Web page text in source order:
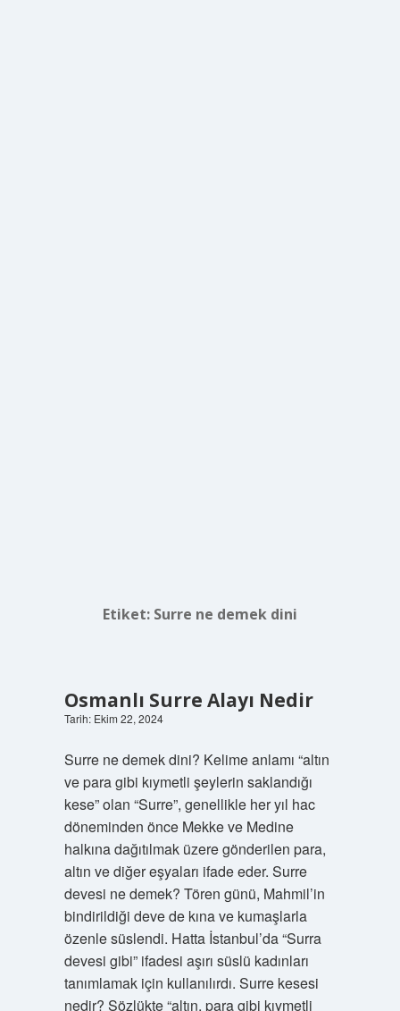
Etiket: Surre ne demek dini
Osmanlı Surre Alayı Nedir
Tarih: Ekim 22, 2024
Surre ne demek dini? Kelime anlamı “altın
ve para gibi kıymetli şeylerin saklandığı
kese” olan “Surre”, genellikle her yıl hac
döneminden önce Mekke ve Medine
halkına dağıtılmak üzere gönderilen para,
altın ve diğer eşyaları ifade eder. Surre
devesi ne demek? Tören günü, Mahmil’in
bindirildiği deve de kına ve kumaşlarla
özenle süslendi. Hatta İstanbul’da “Surra
devesi gibi” ifadesi aşırı süslü kadınları
tanımlamak için kullanılırdı. Surre kesesi
nedir? Sözlükte “altın, para gibi kıymetli